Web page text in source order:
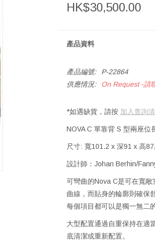
HK$30,500.00
產品資料
產品編號:
P-22864
供應情況:
On Request -請
*如遇缺貨，請按 加入查詢
NOVA C 單靠背 S 型兩座位
尺寸: 寬101.2 x 深91 x 高
設計師：Johan Berhin/
可彎曲的Nova C是可在寬
曲線，而貼身的輪廓則確保
每個項目都可以是獨一無二的
大型配置通過自重保持在適
底清潔或重新配置。